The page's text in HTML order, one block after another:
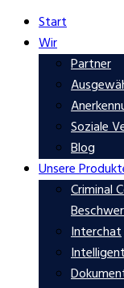
Start
Wir
Partner
Soziale
Blog
Unsere
Criminal
Interchat